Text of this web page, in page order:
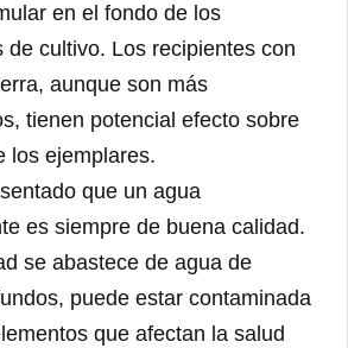
en el fondo de los
de cultivo. Los recipientes con
aunque son más
tienen potencial efecto sobre
los ejemplares.
que un agua
es siempre de buena calidad.
se abastece de agua de
puede estar contaminada
que afectan la salud